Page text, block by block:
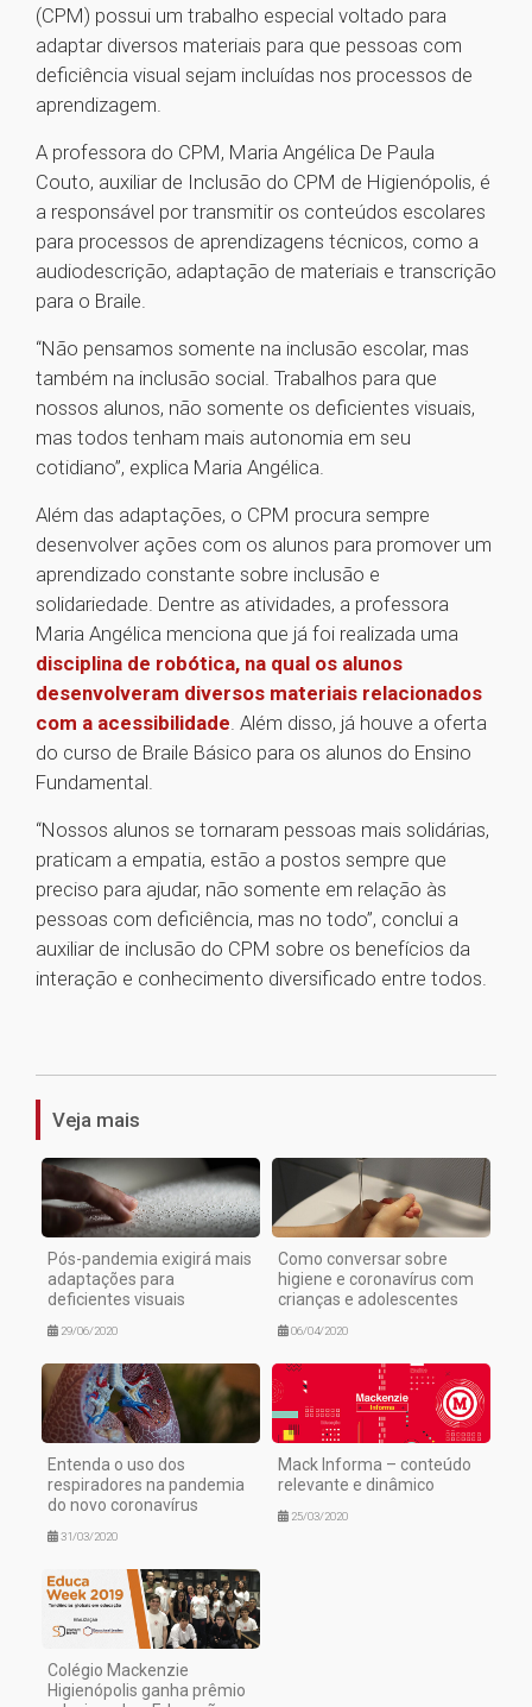
(CPM) possui um trabalho especial voltado para
adaptar diversos materiais para que pessoas com
deficiência visual sejam incluídas nos processos de
aprendizagem.
A professora do CPM, Maria Angélica De Paula
Couto, auxiliar de Inclusão do CPM de Higienópolis, é
a responsável por transmitir os conteúdos escolares
para processos de aprendizagens técnicos, como a
audiodescrição, adaptação de materiais e transcrição
para o Braile.
“Não pensamos somente na inclusão escolar, mas
também na inclusão social. Trabalhos para que
nossos alunos, não somente os deficientes visuais,
mas todos tenham mais autonomia em seu
cotidiano”, explica Maria Angélica.
Além das adaptações, o CPM procura sempre
desenvolver ações com os alunos para promover um
aprendizado constante sobre inclusão e
solidariedade. Dentre as atividades, a professora
Maria Angélica menciona que já foi realizada uma
disciplina de robótica, na qual os alunos
desenvolveram diversos materiais relacionados
com a acessibilidade. Além disso, já houve a oferta
do curso de Braile Básico para os alunos do Ensino
Fundamental.
“Nossos alunos se tornaram pessoas mais solidárias,
praticam a empatia, estão a postos sempre que
preciso para ajudar, não somente em relação às
pessoas com deficiência, mas no todo”, conclui a
auxiliar de inclusão do CPM sobre os benefícios da
interação e conhecimento diversificado entre todos.
Veja mais
Pós-pandemia exigirá mais
adaptações para
deficientes visuais
29/06/2020
Como conversar sobre
higiene e coronavírus com
crianças e adolescentes
06/04/2020
Entenda o uso dos
respiradores na pandemia
do novo coronavírus
31/03/2020
Mack Informa – conteúdo
relevante e dinâmico
25/03/2020
Colégio Mackenzie
Higienópolis ganha prêmio